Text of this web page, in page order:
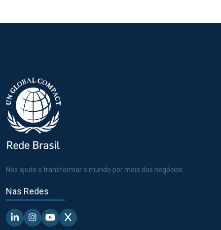
Nos ajude a transformar o mundo por meio dos negócios.
Nas Redes
Linkedin - Pacto Global BR
Instagram - Pacto Global BR
Youtube - Pacto Global BR
X - Pacto Global BR